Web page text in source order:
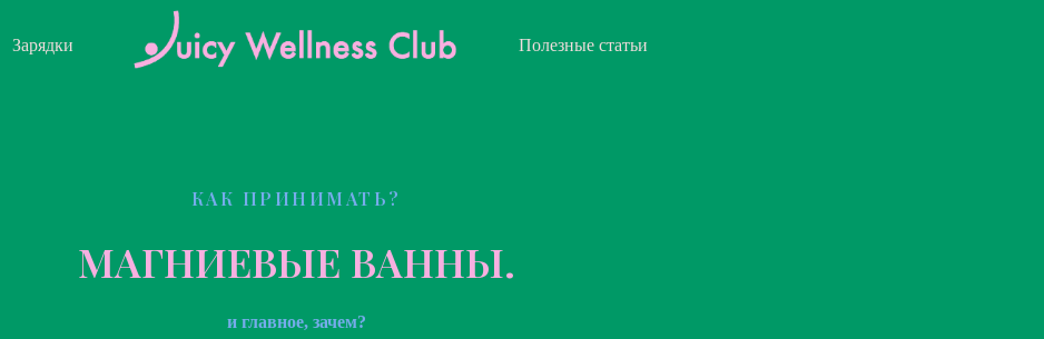
Зарядки Полезные статьи
КАК ПРИНИМАТЬ?
МАГНИЕВЫЕ ВАННЫ.
и главное, зачем?